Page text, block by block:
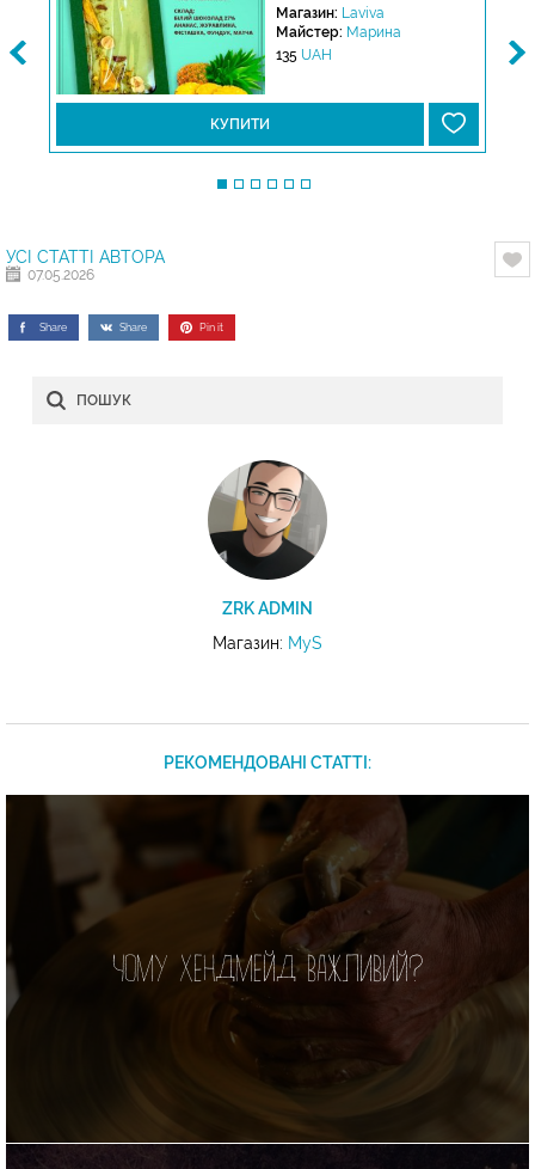
Магазин: Laviva
Майстер: Марина
135 UAH
КУПИТИ
УСІ СТАТТІ АВТОРА
07.05.2026
Share Share Pin it
ZRK ADMIN
Магазин: MyS
РЕКОМЕНДОВАНІ СТАТТІ:
Чому хендмейд важливий?